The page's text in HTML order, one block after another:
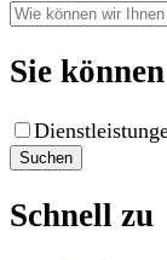
Sie
Suchen
Schnell zu